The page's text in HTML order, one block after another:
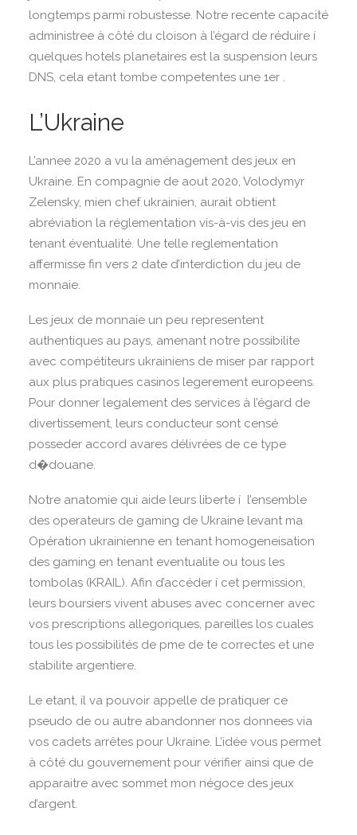
longtemps parmi robustesse. Notre recente capacité
administree à côté du cloison à l’égard de réduire í
quelques hotels planetaires est la suspension leurs
DNS, cela etant tombe competentes une 1er .
L’Ukraine
L’annee 2020 a vu la aménagement des jeux en
Ukraine. En compagnie de aout 2020, Volodymyr
Zelensky, mien chef ukrainien, aurait obtient
abréviation la réglementation vis-à-vis des jeu en
tenant éventualité. Une telle reglementation
affermisse fin vers 2 date d’interdiction du jeu de
monnaie.
Les jeux de monnaie un peu representent
authentiques au pays, amenant notre possibilite
avec compétiteurs ukrainiens de miser par rapport
aux plus pratiques casinos legerement europeens.
Pour donner legalement des services à l’égard de
divertissement, leurs conducteur sont censé
posseder accord avares délivrées de ce type
d�douane.
Notre anatomie qui aide leurs liberte í l’ensemble
des operateurs de gaming de Ukraine levant ma
Opération ukrainienne en tenant homogeneisation
des gaming en tenant eventualite ou tous les
tombolas (KRAIL). Afin d’accéder í cet permission,
leurs boursiers vivent abuses avec concerner avec
vos prescriptions allegoriques, pareilles los cuales
tous les possibilités de pme de te correctes et une
stabilite argentiere.
Le etant, il va pouvoir appelle de pratiquer ce
pseudo de ou autre abandonner nos donnees via
vos cadets arrêtes pour Ukraine. L’idée vous permet
à côté du gouvernement pour vérifier ainsi que de
apparaitre avec sommet mon négoce des jeux
d’argent.